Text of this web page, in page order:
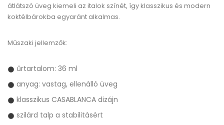
átlátszó üveg kiemeli az italok színét, így klasszikus és modern
koktélbárokba egyaránt alkalmas.
Műszaki jellemzők:
űrtartalom: 36 ml
anyag: vastag, ellenálló üveg
klasszikus CASABLANCA dizájn
szilárd talp a stabilitásért